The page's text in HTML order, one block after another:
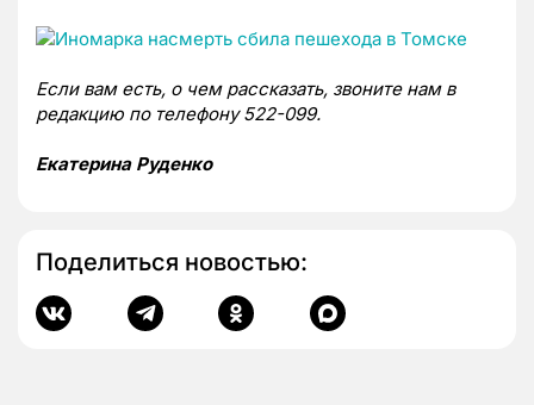
Если вам есть, о чем рассказать, звоните нам в
редакцию по телефону 522-099.
Екатерина Руденко
Поделиться новостью: